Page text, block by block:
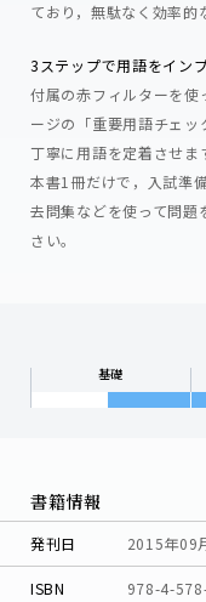
ており，無駄なく効率的
3ステップで用語をイン
付属の赤フィルターを
ージの「重要用語チェ
丁寧に用語を定着させま
本書1冊だけで，入試準
去問集などを使って問題
さい。
基礎
書籍情報
発刊日 2015年09
ISBN 978-4-